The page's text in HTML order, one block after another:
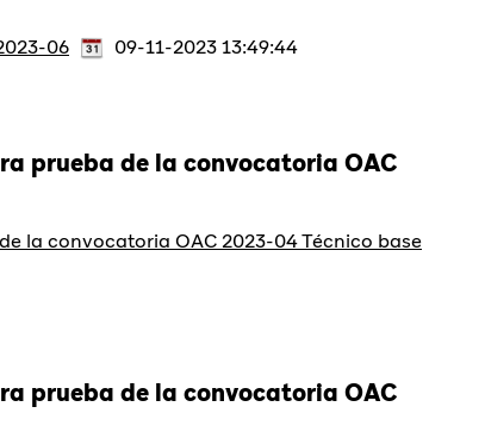
06
09-11-2023 13:49:44
prueba de la convocatoria OAC
la convocatoria OAC 2023-04 Técnico base
prueba de la convocatoria OAC